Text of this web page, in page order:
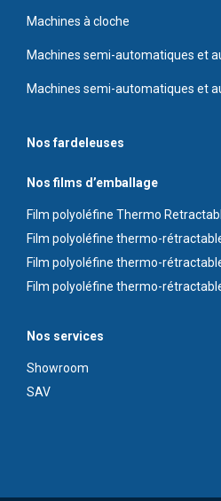
Machines à cloche
Machines semi-automatiques et
Machines semi-automatiques et
Nos fardeleuses
Nos films d’emballage
Film polyoléfine Thermo
Film polyoléfine thermo-
Film polyoléfine thermo-
Film polyoléfine thermo-
Nos services
Showroom
SAV